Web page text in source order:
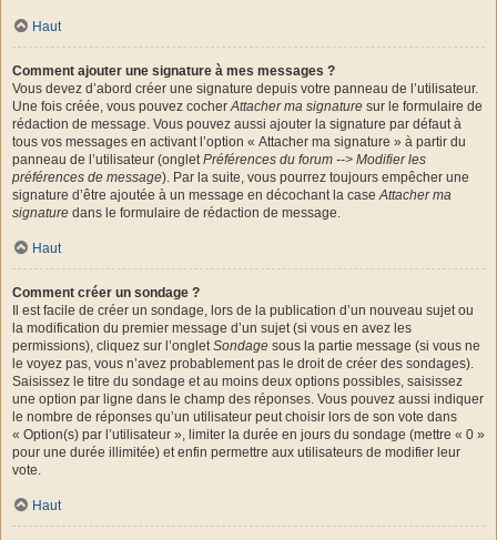
Haut
Comment ajouter une signature à mes messages ?
Vous devez d’abord créer une signature depuis votre panneau de l’utilisateur.
Une fois créée, vous pouvez cocherAttacher ma signature sur le formulaire de
rédaction de message. Vous pouvez aussi ajouter la signature par défaut à
tous vos messages en activant l’option « Attacher ma signature » à partir du
panneau de l’utilisateur (ongletPréférences du forum --> Modifier les
préférences de message). Par la suite, vous pourrez toujours empêcher une
signature d’être ajoutée à un message en décochant la caseAttacher ma
signature dans le formulaire de rédaction de message.
Haut
Comment créer un sondage ?
Il est facile de créer un sondage, lors de la publication d’un nouveau sujet ou
la modification du premier message d’un sujet (si vous en avez les
permissions), cliquez sur l’ongletSondage sous la partie message (si vous ne
le voyez pas, vous n’avez probablement pas le droit de créer des sondages).
Saisissez le titre du sondage et au moins deux options possibles, saisissez
une option par ligne dans le champ des réponses. Vous pouvez aussi indiquer
le nombre de réponses qu’un utilisateur peut choisir lors de son vote dans
« Option(s) par l’utilisateur », limiter la durée en jours du sondage (mettre « 0 »
pour une durée illimitée) et enfin permettre aux utilisateurs de modifier leur
vote.
Haut